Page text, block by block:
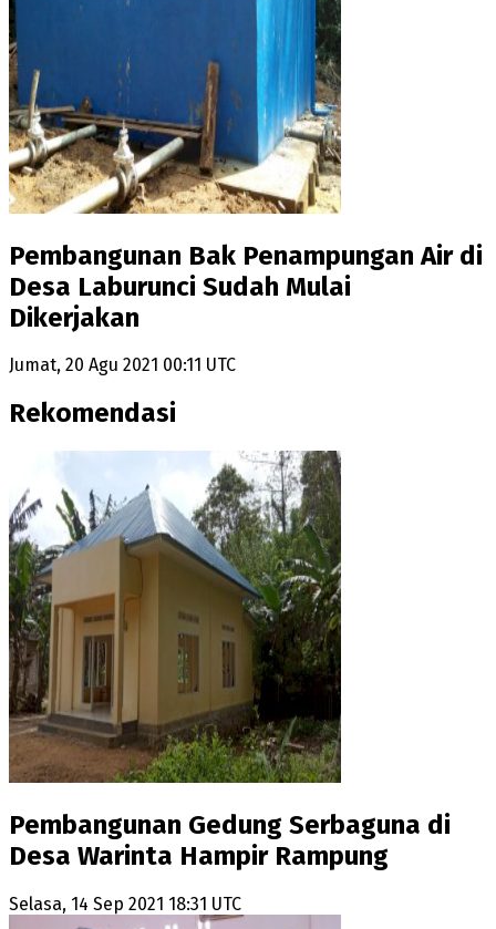
Pembangunan Bak Penampungan Air di
Desa Laburunci Sudah Mulai
Dikerjakan
Jumat, 20 Agu 2021 00:11 UTC
Rekomendasi
Pembangunan Gedung Serbaguna di
Desa Warinta Hampir Rampung
Selasa, 14 Sep 2021 18:31 UTC